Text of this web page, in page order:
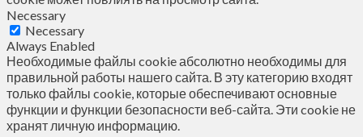
Necessary
Necessary
Always Enabled
Необходимые файлы cookie абсолютно необходимы для
правильной работы нашего сайта. В эту категорию входят
только файлы cookie, которые обеспечивают основные
функции и функции безопасности веб-сайта. Эти cookie не
хранят личную информацию.